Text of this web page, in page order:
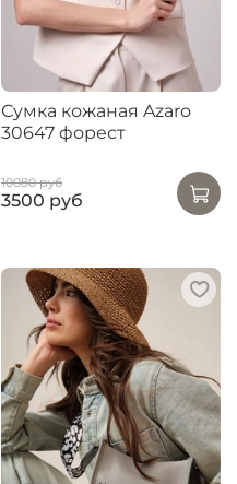
Сумка кожаная Azaro
30647 форест
10080 руб
3500 руб